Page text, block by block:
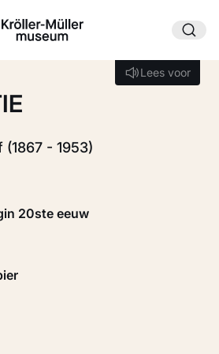
Lees voor
Lees voor
- 1953)
20ste eeuw